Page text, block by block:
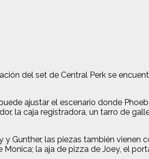
del set de Central Perk se
ajustar el escenario donde
la caja registradora, un tarro de
y Gunther, las piezas también vienen
la aja de pizza de Joey, el